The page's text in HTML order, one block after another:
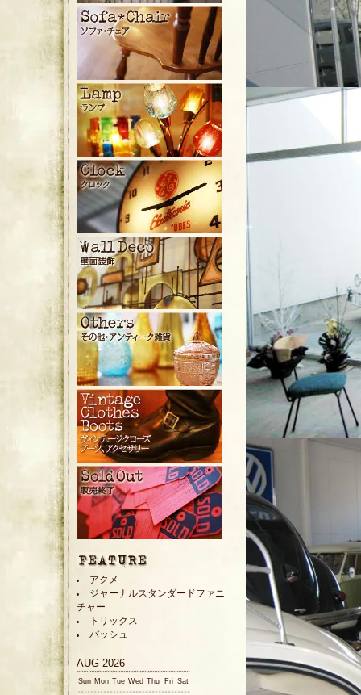
アクメ
ジャーナルスタンダードファニ
チャー
トリックス
バッシュ
AUG 2026
Sun Mon Tue Wed Thu Fri Sat